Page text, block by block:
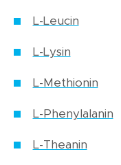
L-Leucin
L-Lysin
L-Methionin
L-Phenylalanin
L-Theanin